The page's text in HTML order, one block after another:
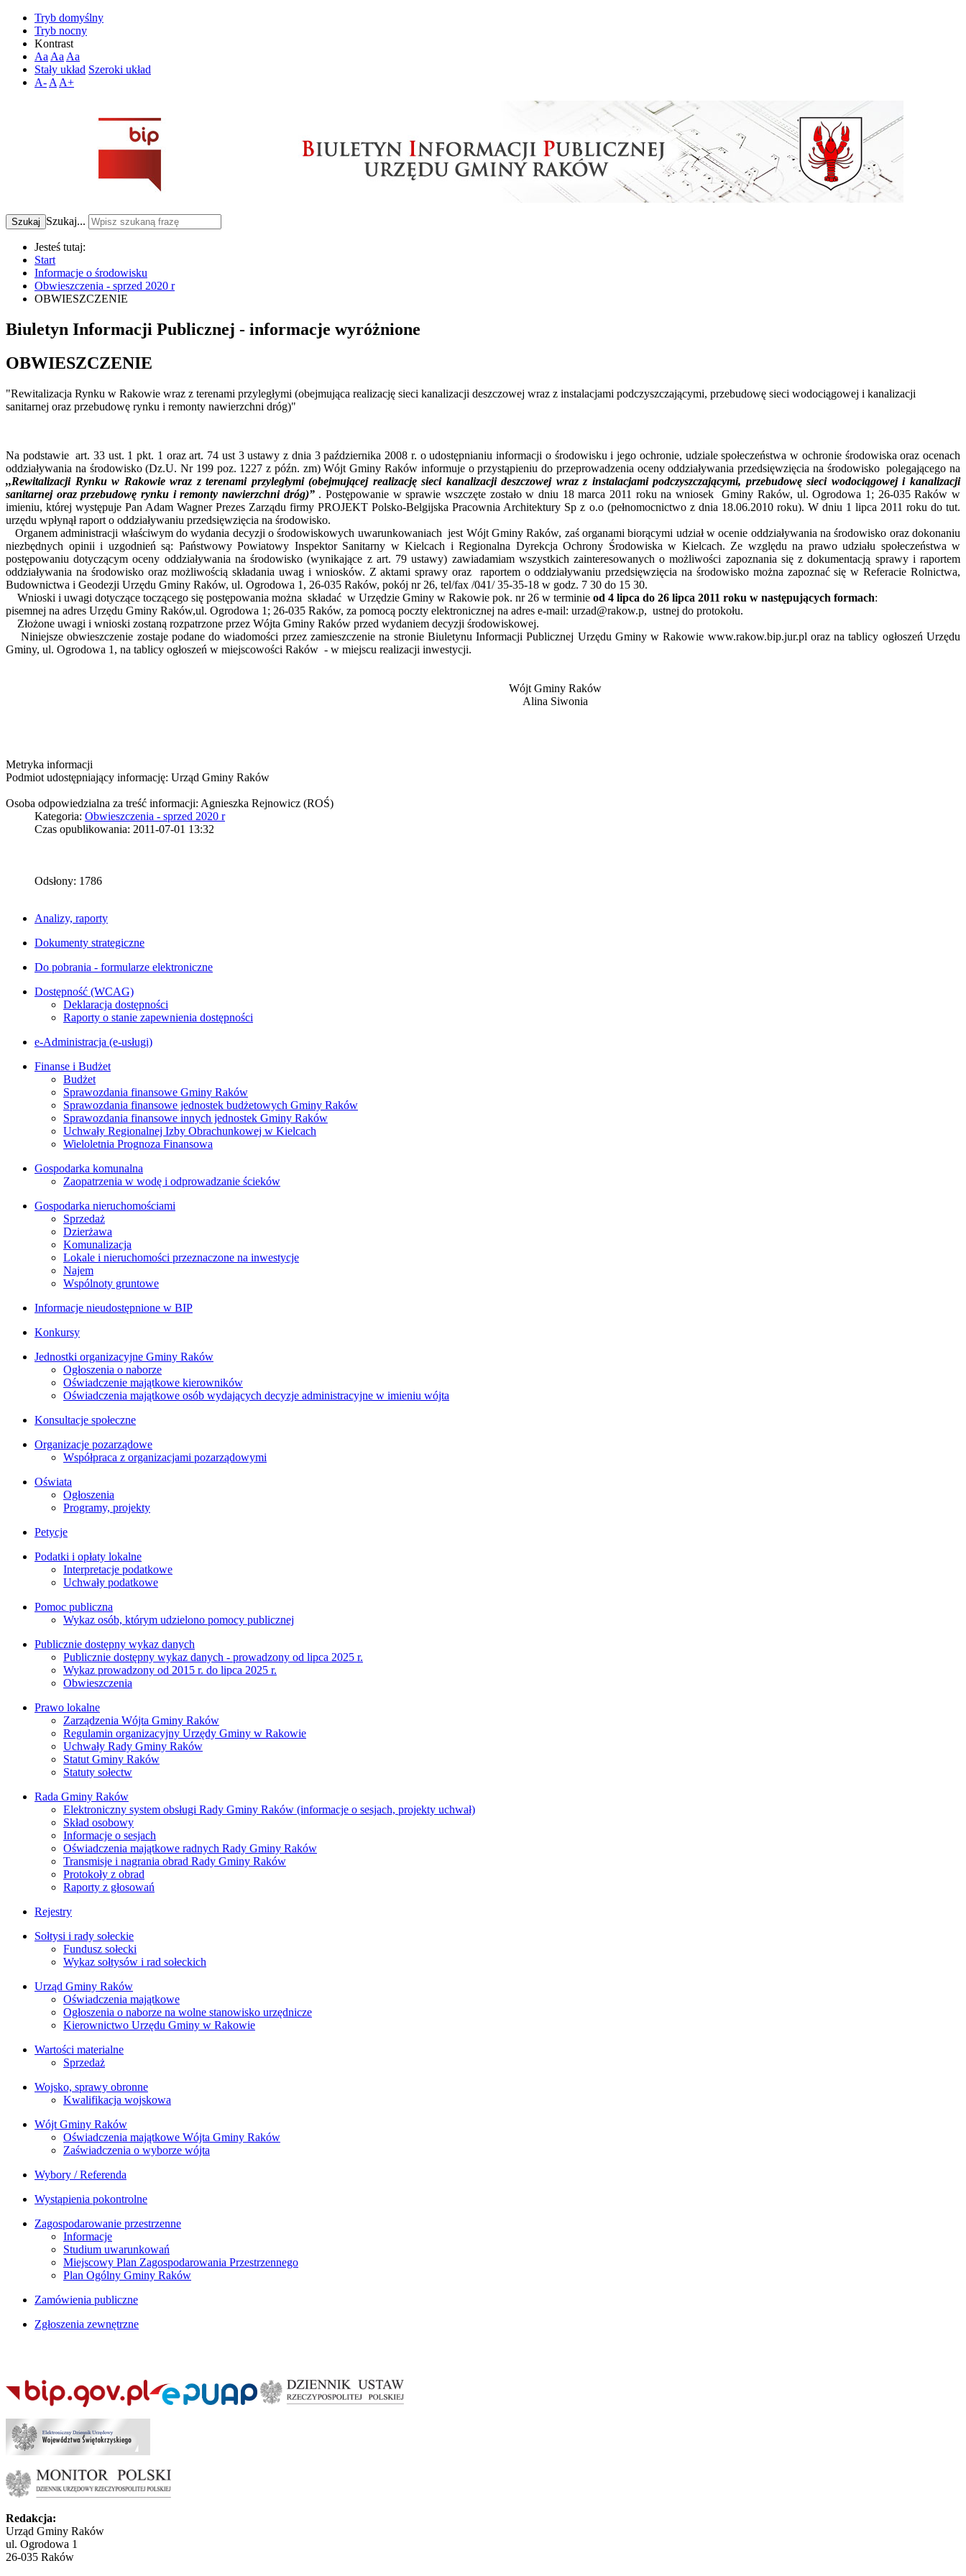
Tryb domyślny
Tryb nocny
Kontrast
Aa Aa Aa
Stały układ Szeroki układ
A- A A+
Szukaj Szukaj...
Jesteś tutaj:
Start
Informacje o środowisku
Obwieszczenia - sprzed 2020 r
OBWIESZCZENIE
Biuletyn Informacji Publicznej - informacje wyróżnione
OBWIESZCZENIE
"Rewitalizacja Rynku w Rakowie wraz z terenami przyległymi (obejmująca realizację sieci kanalizacji deszczowej wraz z instalacjami podczyszczającymi, przebudowę sieci wodociągowej i kanalizacji
sanitarnej oraz przebudowę rynku i remonty nawierzchni dróg)"
Na podstawie art. 33 ust. 1 pkt. 1 oraz art. 74 ust 3 ustawy z dnia 3 października 2008 r. o udostępnianiu informacji o środowisku i jego ochronie, udziale społeczeństwa w ochronie środowiska oraz ocenach
oddziaływania na środowisko (Dz.U. Nr 199 poz. 1227 z późn. zm) Wójt Gminy Raków informuje o przystąpieniu do przeprowadzenia oceny oddziaływania przedsięwzięcia na środowisko polegającego na
,,Rewitalizacji Rynku w Rakowie wraz z terenami przyległymi (obejmującej realizację sieci kanalizacji deszczowej wraz z instalacjami podczyszczającymi, przebudowę sieci wodociągowej i kanalizacji
sanitarnej oraz przebudowę rynku i remonty nawierzchni dróg)”. Postępowanie w sprawie wszczęte zostało w dniu 18 marca 2011 roku na wniosek Gminy Raków, ul. Ogrodowa 1; 26-035 Raków w
imieniu, której występuje Pan Adam Wagner Prezes Zarządu firmy PROJEKT Polsko-Belgijska Pracownia Architektury Sp z o.o (pełnomocnictwo z dnia 18.06.2010 roku). W dniu 1 lipca 2011 roku do tut.
urzędu wpłynął raport o oddziaływaniu przedsięwzięcia na środowisko.
Organem administracji właściwym do wydania decyzji o środowiskowych uwarunkowaniach jest Wójt Gminy Raków, zaś organami biorącymi udział w ocenie oddziaływania na środowisko oraz dokonaniu
niezbędnych opinii i uzgodnień są: Państwowy Powiatowy Inspektor Sanitarny w Kielcach i Regionalna Dyrekcja Ochrony Środowiska w Kielcach. Ze względu na prawo udziału społeczeństwa w
postępowaniu dotyczącym oceny oddziaływania na środowisko (wynikające z art. 79 ustawy) zawiadamiam wszystkich zainteresowanych o możliwości zapoznania się z dokumentacją sprawy i raportem
oddziaływania na środowisko oraz możliwością składania uwag i wniosków. Z aktami sprawy oraz raportem o oddziaływaniu przedsięwzięcia na środowisko można zapoznać się w Referacie Rolnictwa,
Budownictwa i Geodezji Urzędu Gminy Raków, ul. Ogrodowa 1, 26-035 Raków, pokój nr 26, tel/fax /041/ 35-35-18 w godz. 7 30 do 15 30.
Wnioski i uwagi dotyczące toczącego się postępowania można składać w Urzędzie Gminy w Rakowie pok. nr 26 w terminie od 4 lipca do 26 lipca 2011 roku w następujących formach:
pisemnej na adres Urzędu Gminy Raków,ul. Ogrodowa 1; 26-035 Raków, za pomocą poczty elektronicznej na adres e-mail: urzad@rakow.p, ustnej do protokołu.
Złożone uwagi i wnioski zostaną rozpatrzone przez Wójta Gminy Raków przed wydaniem decyzji środowiskowej.
Niniejsze obwieszczenie zostaje podane do wiadomości przez zamieszczenie na stronie Biuletynu Informacji Publicznej Urzędu Gminy w Rakowie www.rakow.bip.jur.pl oraz na tablicy ogłoszeń Urzędu
Gminy, ul. Ogrodowa 1, na tablicy ogłoszeń w miejscowości Raków - w miejscu realizacji inwestycji.
Wójt Gminy Raków
Alina Siwonia
Metryka informacji
Podmiot udostępniający informację: Urząd Gminy Raków
Osoba odpowiedzialna za treść informacji: Agnieszka Rejnowicz (ROŚ)
Kategoria: Obwieszczenia - sprzed 2020 r
Czas opublikowania: 2011-07-01 13:32
Odsłony: 1786
Analizy, raporty
Dokumenty strategiczne
Do pobrania - formularze elektroniczne
Dostępność (WCAG)
Deklaracja dostępności
Raporty o stanie zapewnienia dostępności
e-Administracja (e-usługi)
Finanse i Budżet
Budżet
Sprawozdania finansowe Gminy Raków
Sprawozdania finansowe jednostek budżetowych Gminy Raków
Sprawozdania finansowe innych jednostek Gminy Raków
Uchwały Regionalnej Izby Obrachunkowej w Kielcach
Wieloletnia Prognoza Finansowa
Gospodarka komunalna
Zaopatrzenia w wodę i odprowadzanie ścieków
Gospodarka nieruchomościami
Sprzedaż
Dzierżawa
Komunalizacja
Lokale i nieruchomości przeznaczone na inwestycje
Najem
Wspólnoty gruntowe
Informacje nieudostępnione w BIP
Konkursy
Jednostki organizacyjne Gminy Raków
Ogłoszenia o naborze
Oświadczenie majątkowe kierowników
Oświadczenia majątkowe osób wydających decyzje administracyjne w imieniu wójta
Konsultacje społeczne
Organizacje pozarządowe
Współpraca z organizacjami pozarządowymi
Oświata
Ogłoszenia
Programy, projekty
Petycje
Podatki i opłaty lokalne
Interpretacje podatkowe
Uchwały podatkowe
Pomoc publiczna
Wykaz osób, którym udzielono pomocy publicznej
Publicznie dostępny wykaz danych
Publicznie dostępny wykaz danych - prowadzony od lipca 2025 r.
Wykaz prowadzony od 2015 r. do lipca 2025 r.
Obwieszczenia
Prawo lokalne
Zarządzenia Wójta Gminy Raków
Regulamin organizacyjny Urzędy Gminy w Rakowie
Uchwały Rady Gminy Raków
Statut Gminy Raków
Statuty sołectw
Rada Gminy Raków
Elektroniczny system obsługi Rady Gminy Raków (informacje o sesjach, projekty uchwał)
Skład osobowy
Informacje o sesjach
Oświadczenia majątkowe radnych Rady Gminy Raków
Transmisje i nagrania obrad Rady Gminy Raków
Protokoły z obrad
Raporty z głosowań
Rejestry
Sołtysi i rady sołeckie
Fundusz sołecki
Wykaz sołtysów i rad sołeckich
Urząd Gminy Raków
Oświadczenia majątkowe
Ogłoszenia o naborze na wolne stanowisko urzędnicze
Kierownictwo Urzędu Gminy w Rakowie
Wartości materialne
Sprzedaż
Wojsko, sprawy obronne
Kwalifikacja wojskowa
Wójt Gminy Raków
Oświadczenia majątkowe Wójta Gminy Raków
Zaświadczenia o wyborze wójta
Wybory / Referenda
Wystąpienia pokontrolne
Zagospodarowanie przestrzenne
Informacje
Studium uwarunkowań
Miejscowy Plan Zagospodarowania Przestrzennego
Plan Ogólny Gminy Raków
Zamówienia publiczne
Zgłoszenia zewnętrzne
Redakcja:
Urząd Gminy Raków
ul. Ogrodowa 1
26-035 Raków